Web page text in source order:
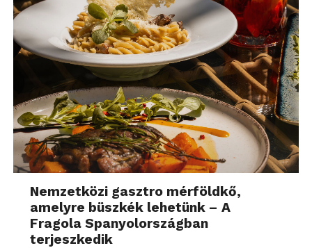
Nemzetközi gasztro mérföldkő,
amelyre büszkék lehetünk – A
Fragola Spanyolországban
terjeszkedik